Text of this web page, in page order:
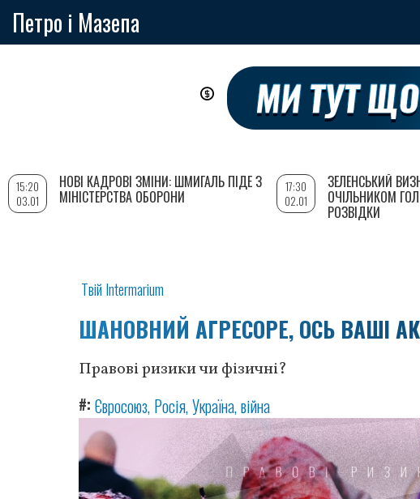
Петро і Мазепа
Твій Intermarium
ШАНОВНИЙ АГРЕСОРЕ, ОСЬ ВАШІ
Правові ризики чи фізичні?
# Євросоюз Росія Україна війна
15:20
03.01
НОВІ КАДРОВІ ЗМІНИ: ШМИГАЛЬ ПІДЕ З
МІНІСТЕРСТВА ОБОРОНИ
17:30
02.01
ЗЕЛЕНСЬКИЙ
ОЧІЛЬНИКОМ
РОЗВІДКИ